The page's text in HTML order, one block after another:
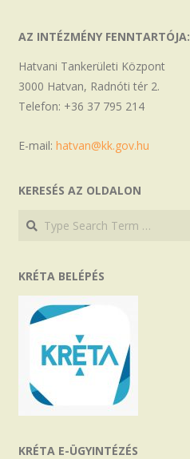
AZ INTÉZMÉNY FENNTARTÓJA:
Hatvani Tankerületi Központ
3000 Hatvan, Radnóti tér 2.
Telefon: +36 37 795 214
E-mail:hatvan@kk.gov.hu
KERESÉS AZ OLDALON
Search
Search
KRÉTA BELÉPÉS
KRÉTA E-ÜGYINTÉZÉS